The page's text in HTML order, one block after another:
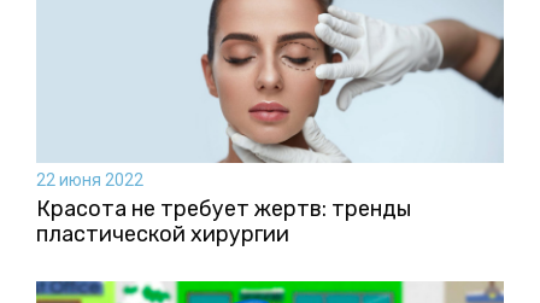
22 июня 2022
Красота не требует жертв: тренды
пластической хирургии